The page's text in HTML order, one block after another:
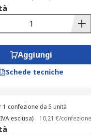
fermacavo.
cavi.
per garantire
Aggiungi
Schede tecniche
1 confezione da 5 unità
esclusa) 10,21 €/confezione